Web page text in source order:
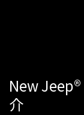
New Jeep®
介